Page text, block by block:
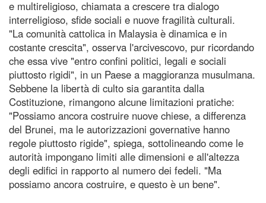
e multireligioso, chiamata a crescere tra dialogo
interreligioso, sfide sociali e nuove fragilità culturali.
"La comunità cattolica in Malaysia è dinamica e in
costante crescita", osserva l'arcivescovo, pur ricordando
che essa vive "entro confini politici, legali e sociali
piuttosto rigidi", in un Paese a maggioranza musulmana.
Sebbene la libertà di culto sia garantita dalla
Costituzione, rimangono alcune limitazioni pratiche:
"Possiamo ancora costruire nuove chiese, a differenza
del Brunei, ma le autorizzazioni governative hanno
regole piuttosto rigide", spiega, sottolineando come le
autorità impongano limiti alle dimensioni e all'altezza
degli edifici in rapporto al numero dei fedeli. "Ma
possiamo ancora costruire, e questo è un bene".